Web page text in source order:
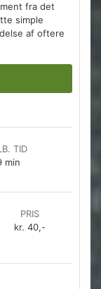
fra det
simple
af oftere
TID
minutter
min
PRIS
kr. 40,-